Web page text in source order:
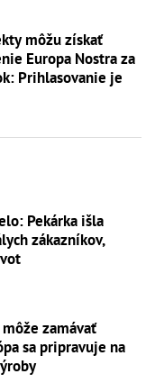
môžu získať
Europa Nostra za
Prihlasovanie je
Pekárka išla
zákazníkov,
zamávať
sa pripravuje na